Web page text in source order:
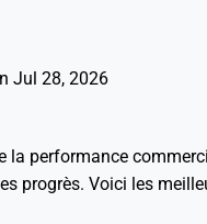
Jul 28, 2026
la performance
progrès. Voici les